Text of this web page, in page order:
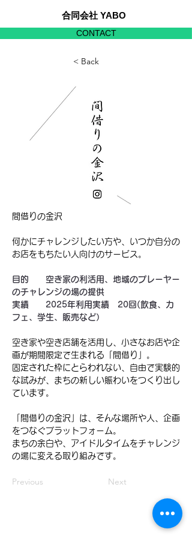
CONTACT
合同会社 YABO
< Back
間借りの金沢
何かにチャレンジしたい方や、いつか自分の
お店をもちたい人向けのサービス。
目的　　空き家の利活用、地域のプレーヤー
のチャレンジの場の提供
実績　　2025年利用実績　20回(飲食、カ
フェ、学生、販売など）
空き家や空き店舗を活用し、小さなお店や企
画が期間限定で生まれる「間借り」。
固定された枠にとらわれない、自由で実験的
な試みが、まちの新しい賑わいをつくり出し
ています。
「間借りの金沢」は、そんな場所や人、企画
をつなぐプラットフォーム。
まちの余白や、アイドルタイムをチャレンジ
の場に変える取り組みです。
Previous Next